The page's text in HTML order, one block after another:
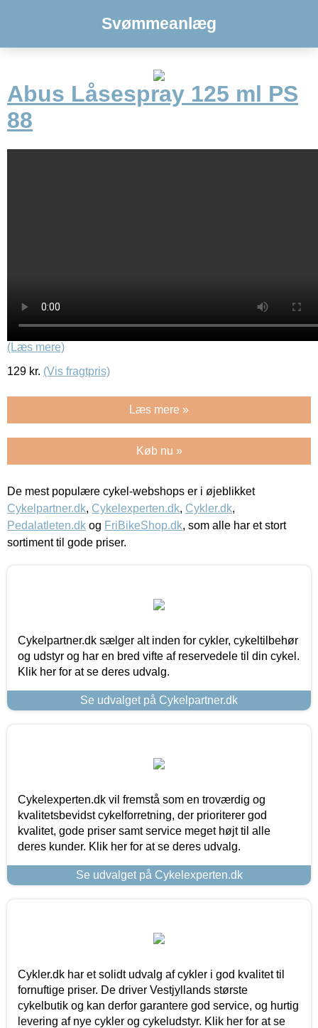
Svømmeanlæg
Abus Låsespray 125 ml PS
88
(Læs mere)
129 kr. (Vis fragtpris)
Læs mere »
Køb nu »
De mest populære cykel-webshops er i øjeblikket
Cykelpartner.dk, Cykelexperten.dk, Cykler.dk,
Pedalatleten.dk og FriBikeShop.dk, som alle har et stort
sortiment til gode priser.
Cykelpartner.dk sælger alt inden for cykler, cykeltilbehør
og udstyr og har en bred vifte af reservedele til din cykel.
Klik her for at se deres udvalg.
Se udvalget på Cykelpartner.dk
Cykelexperten.dk vil fremstå som en troværdig og
kvalitetsbevidst cykelforretning, der prioriterer god
kvalitet, gode priser samt service meget højt til alle
deres kunder. Klik her for at se deres udvalg.
Se udvalget på Cykelexperten.dk
Cykler.dk har et solidt udvalg af cykler i god kvalitet til
fornuftige priser. De driver Vestjyllands største
cykelbutik og kan derfor garantere god service, og hurtig
levering af nye cykler og cykeludstyr. Klik her for at se